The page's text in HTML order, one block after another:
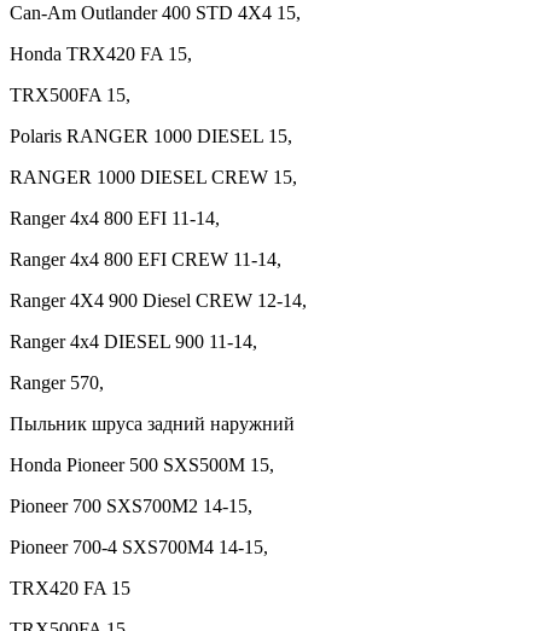
Can-Am Outlander 400 STD 4X4 15,
Honda TRX420 FA 15,
TRX500FA 15,
Polaris RANGER 1000 DIESEL 15,
RANGER 1000 DIESEL CREW 15,
Ranger 4x4 800 EFI 11-14,
Ranger 4x4 800 EFI CREW 11-14,
Ranger 4X4 900 Diesel CREW 12-14,
Ranger 4x4 DIESEL 900 11-14,
Ranger 570,
Пыльник шруса задний наружний
Honda Pioneer 500 SXS500M 15,
Pioneer 700 SXS700M2 14-15,
Pioneer 700-4 SXS700M4 14-15,
TRX420 FA 15